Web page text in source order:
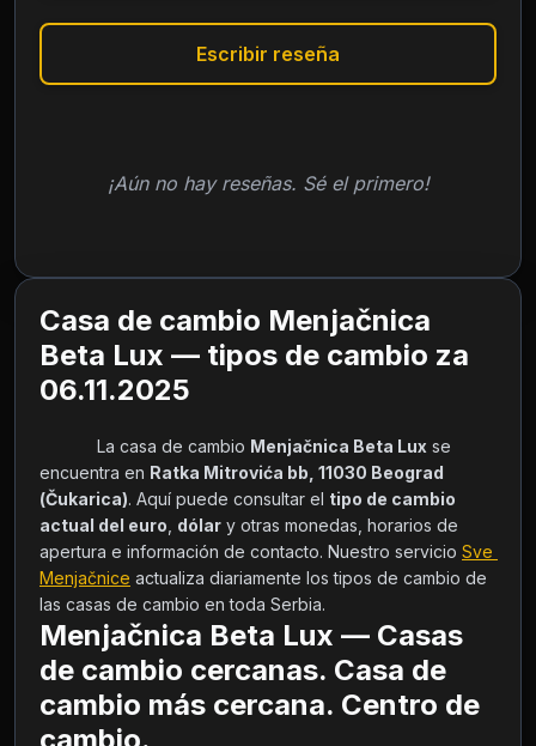
Escribir reseña
¡Aún no hay reseñas. Sé el primero!
Casa de cambio Menjačnica
Beta Lux — tipos de cambio za
06.11.2025
            La casa de cambio
Menjačnica Beta Lux se
encuentra en Ratka Mitrovića bb, 11030 Beograd
(Čukarica). Aquí puede consultar el tipo de cambio
actual del euro dólar y otras monedas, horarios de
apertura e información de contacto. Nuestro servicio Sve
Menjačnice actualiza diariamente los tipos de cambio de
las casas de cambio en toda Serbia.
Menjačnica Beta Lux — Casas
de cambio cercanas. Casa de
cambio más cercana. Centro de